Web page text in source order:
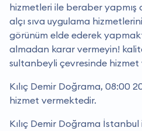
hizmetleri ile beraber
alçı sıva uygulama
görünüm elde ederek
almadan karar vermeyin!
sultanbeyli çevresinde hizmet
Kılıç Demir Doğrama, 08:00
hizmet vermektedir.
Kılıç Demir Doğrama